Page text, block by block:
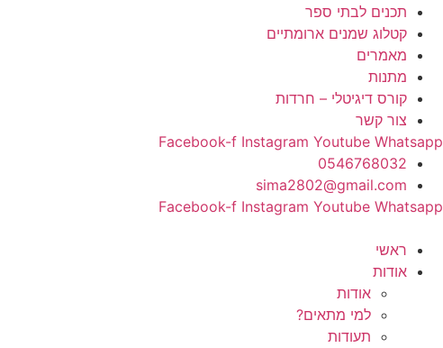
תכנים לבתי ספר
קטלוג שמנים ארומתיים
מאמרים
מתנות
קורס דיגיטלי – חרדות
צור קשר
Facebook-f Instagram Youtube Whatsapp
0546768032
sima2802@gmail.com
Facebook-f Instagram Youtube Whatsapp
ראשי
אודות
אודות
למי מתאים?
תעודות